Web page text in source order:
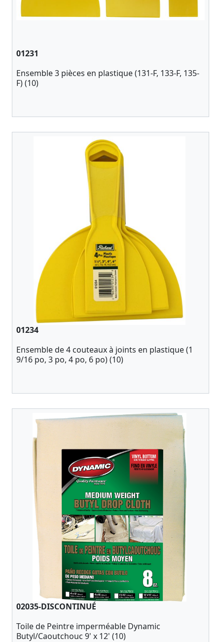
01231
Ensemble 3 pièces en plastique (131-F, 133-F, 135-
F) (10)
01234
Ensemble de 4 couteaux à joints en plastique (1
9/16 po, 3 po, 4 po, 6 po) (10)
02035-DISCONTINUÉ
Toile de Peintre imperméable Dynamic
Butyl/Caoutchouc 9' x 12' (10)